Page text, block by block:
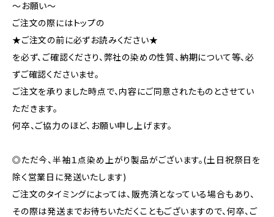
～お願い～
ご注文の際にはトップの
★ご注文の前に必ずお読みください★
を必ず、ご確認くださり、弊社の染めの性質、納期について等、必
ずご確認くださいませ。
ご注文を承りました時点で、内容にご同意されたものとさせてい
ただきます。
何卒、ご協力のほど、お願い申し上げます。
◎ただ今、半袖１点染め上がり製品がございます。(土日祝祭日を
除く営業日に発送いたします)
ご注文のタイミングによっては、販売済となっている場合もあり、
その際は発送までお待ちいただくこともございますので、何卒、ご